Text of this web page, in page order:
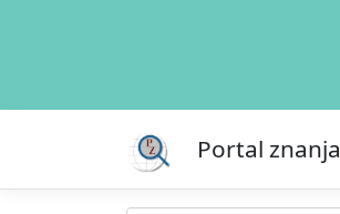
Portal znanja